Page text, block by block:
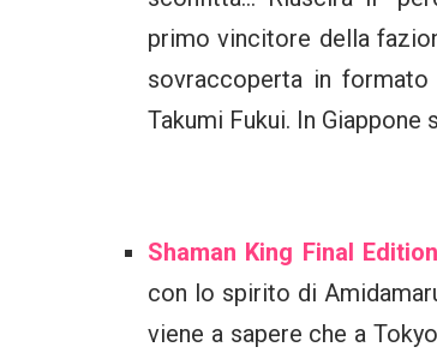
primo vincitore della
sovraccoperta in
Takumi Fukui. In Giappone
Shaman King Final Edition
con lo spirito di
viene a sapere che a